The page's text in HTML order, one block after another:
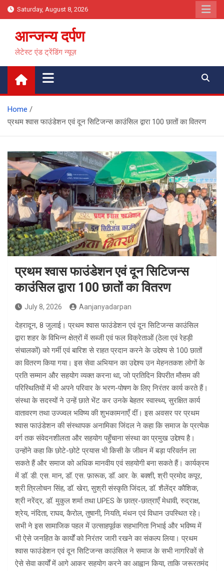
Skip
to
content
Saturday, August 8, 2026
आन्जन्य दर्पण
लेटेस्ट एंड ट्रेंडिंग न्यूज़
Home
प्रथम श्वास फाउंडेशन एवं दून सिटिजन्स काउंसिल द्वारा 100 छातों का वितरण
प्रथम श्वास फाउंडेशन एवं दून सिटिजन्स
काउंसिल द्वारा 100 छातों का वितरण
July 8, 2026 Aanjanyadarpan
देहरादून, 8 जुलाई। प्रथम श्वास फाउंडेशन एवं दून सिटिजन्स काउंसिल
द्वारा शहर के विभिन्न क्षेत्रों में सब्जी एवं फल विक्रेताओं (ठेला एवं रेहड़ी
संचालकों) को गर्मी एवं बारिश से राहत प्रदान करने के उद्देश्य से 100 छातों
का वितरण किया गया। इस सेवा अभियान का उद्देश्य उन मेहनतकश लोगों के
प्रति सम्मान और सहयोग व्यक्त करना था, जो प्रतिदिन विपरीत मौसम की
परिस्थितियों में भी अपने परिवार के भरण-पोषण के लिए निरंतर कार्य करते हैं।
संस्था के सदस्यों ने उन्हें छाते भेंट कर उनके बेहतर स्वास्थ्य, सुरक्षित कार्य
वातावरण तथा उज्ज्वल भविष्य की शुभकामनाएँ दीं। इस अवसर पर प्रथम
श्वास फाउंडेशन की संस्थापक अनामिका जिंदल ने कहा कि समाज के प्रत्येक
वर्ग तक संवेदनशीलता और सहयोग पहुँचाना संस्था का प्रमुख उद्देश्य है।
उन्होंने कहा कि छोटे-छोटे प्रयास भी किसी के जीवन में बड़ा परिवर्तन ला
सकते हैं और समाज को अधिक मानवीय एवं सहयोगी बना सकते हैं। कार्यक्रम
में डॉ. डी. एस. मान, डॉ. एस. फ़ारूक, डॉ. आर. के. बक्शी, श्री प्रमोद कपूर,
श्री त्रिलोचन सिंह, डॉ. खेरा, सुश्री संस्कृति जिंदल, डॉ. शैलेंद्र कौशिक,
श्री नरेंद्र, डॉ. मुकुल शर्मा तथा UPES के छात्र-छात्राएँ मेधावी, रुद्राक्ष,
श्रेय, नंदिता, राघव, कैरोल, तुषानी, नियति, मंथन एवं विधान उपस्थित रहे।
सभी ने इस सामाजिक पहल में उत्साहपूर्वक सहभागिता निभाई और भविष्य में
भी ऐसे जनहित के कार्यों को निरंतर जारी रखने का संकल्प लिया। प्रथम
श्वास फाउंडेशन एवं दून सिटिजन्स काउंसिल ने समाज के सभी नागरिकों से
ऐसे सेवा कार्यों में आगे आकर सहयोग करने का आह्वान किया, ताकि जरूरतमंद